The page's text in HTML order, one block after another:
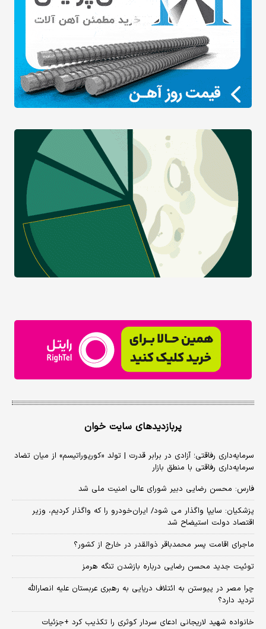
پربازدیدهای سایت خوان
سرمایه‌داری رفاقتی؛ آزادی در برابر قدرت | تولد «کورپوراتیسم» از میان تضاد
سرمایه‌داری رفاقتی با منطق بازار
فارس: محسن رضایی دبیر شورای عالی امنیت ملی شد
پزشکیان: سایپا واگذار می شود/ ایران‌خودرو را که واگذار کردیم، وزیر
اقتصاد دولت استیضاح شد
ماجرای اقامت پسر محمدباقر ذوالقدر در خارج از کشور؟
توئیت جدید محسن رضایی درباره بازشدن تنگه هرمز
چرا مصر در پیوستن به ائتلاف دریایی به رهبری عربستان علیه انصارالله
تردید دارد؟
خانواده شهید لاریجانی ادعای سردار کوثری را تکذیب کرد +جزئیات